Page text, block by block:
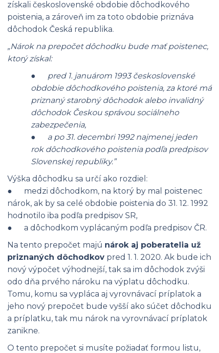
získali československé obdobie dôchodkového
poistenia, a zároveň im za toto obdobie priznáva
dôchodok Česká republika.
„Nárok na prepočet dôchodku bude mať poistenec,
ktorý získal:
●
pred 1. januárom 1993 československé
obdobie dôchodkového poistenia, za ktoré má
priznaný starobný dôchodok alebo invalidný
dôchodok Českou správou sociálneho
zabezpečenia,
● a po 31. decembri 1992 najmenej jeden
rok dôchodkového poistenia podľa predpisov
Slovenskej republiky.”
Výška dôchodku sa určí ako rozdiel:
● medzi dôchodkom, na ktorý by mal poistenec
nárok, ak by sa celé obdobie poistenia do 31. 12. 1992
hodnotilo iba podľa predpisov SR,
● a dôchodkom vyplácaným podľa predpisov ČR.
Na tento prepočet majú nárok aj poberatelia už
priznaných dôchodkov pred 1. 1. 2020. Ak bude ich
nový výpočet výhodnejší, tak sa im dôchodok zvýši
odo dňa prvého nároku na výplatu dôchodku.
Tomu, komu sa vypláca aj vyrovnávací príplatok a
jeho nový prepočet bude vyšší ako súčet dôchodku
a príplatku, tak mu nárok na vyrovnávací príplatok
zanikne.
O tento prepočet si musíte požiadať formou listu,